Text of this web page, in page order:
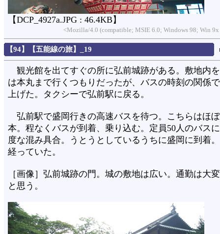
【DCP_4927a.JPG : 46.4KB】
<Mozilla/4.0 (compatible; MSIE 6.0; Windows 98; Win
【94】【五能線の旅】_19
観光館を出てすぐの所に弘前城跡がある。敷地内
は本丸まで行くつもりだったが、バスの時刻の関係
上げた。タクシーで弘前駅に戻る。
弘前駅で盛岡行きの高速バスを待つ。こちらはほ
本。程なくバスが到着、乗り込む。定員50人のバス
度な混み具合。うとうとしているうちに盛岡に到着
経っていた。
［画像］弘前城跡の門。城の敷地は広い。通勤は大
と思う。